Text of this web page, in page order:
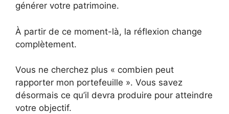
générer votre patrimoine.
À partir de ce moment-là, la réflexion change
complètement.
Vous ne cherchez plus « combien peut
rapporter mon portefeuille ». Vous savez
désormais ce qu’il devra produire pour atteindre
votre objectif.